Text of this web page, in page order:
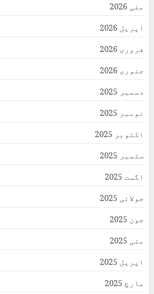
مئی 2026
اپریل 2026
فروری 2026
جنوری 2026
دسمبر 2025
نومبر 2025
اکتوبر 2025
ستمبر 2025
اگست 2025
جولائی 2025
جون 2025
مئی 2025
اپریل 2025
مارچ 2025